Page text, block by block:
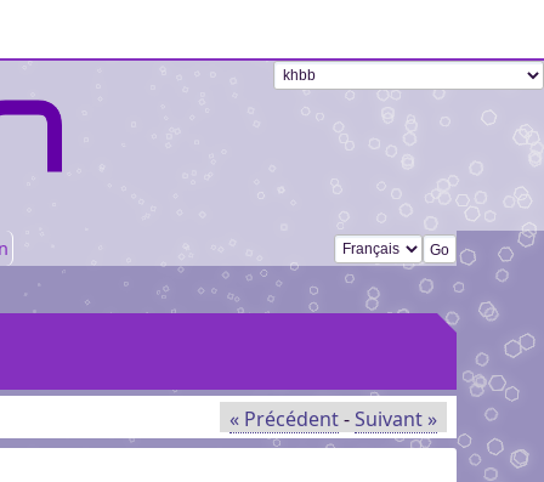
Changer de langue
« Précédent-Suivant »